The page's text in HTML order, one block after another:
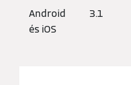
Android
és iOS
3.1